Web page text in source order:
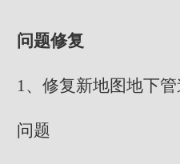
问题修复
1、修复新地图地下
问题